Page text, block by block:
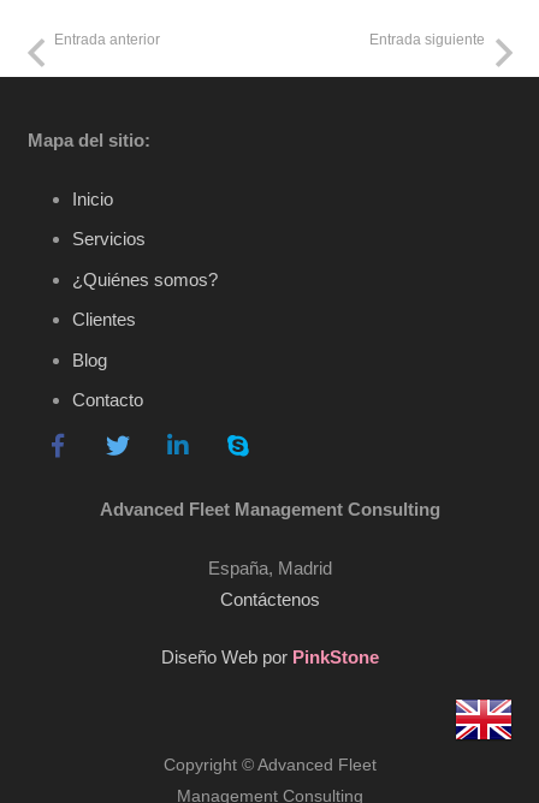
Entrada anterior Entrada siguiente
Mapa del sitio:
Inicio
Servicios
¿Quiénes somos?
Clientes
Blog
Contacto
Advanced Fleet Management Consulting
España, Madrid
Contáctenos
Diseño Web por PinkStone
Copyright © Advanced Fleet
Management Consulting